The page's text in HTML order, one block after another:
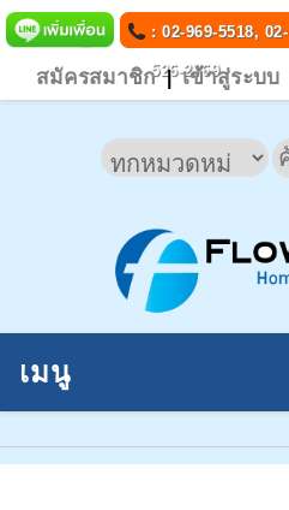
: 02-969-5518, 02-
526-2769
สมัครสมาชิก|เข้าสู่ระบบ
เมนู